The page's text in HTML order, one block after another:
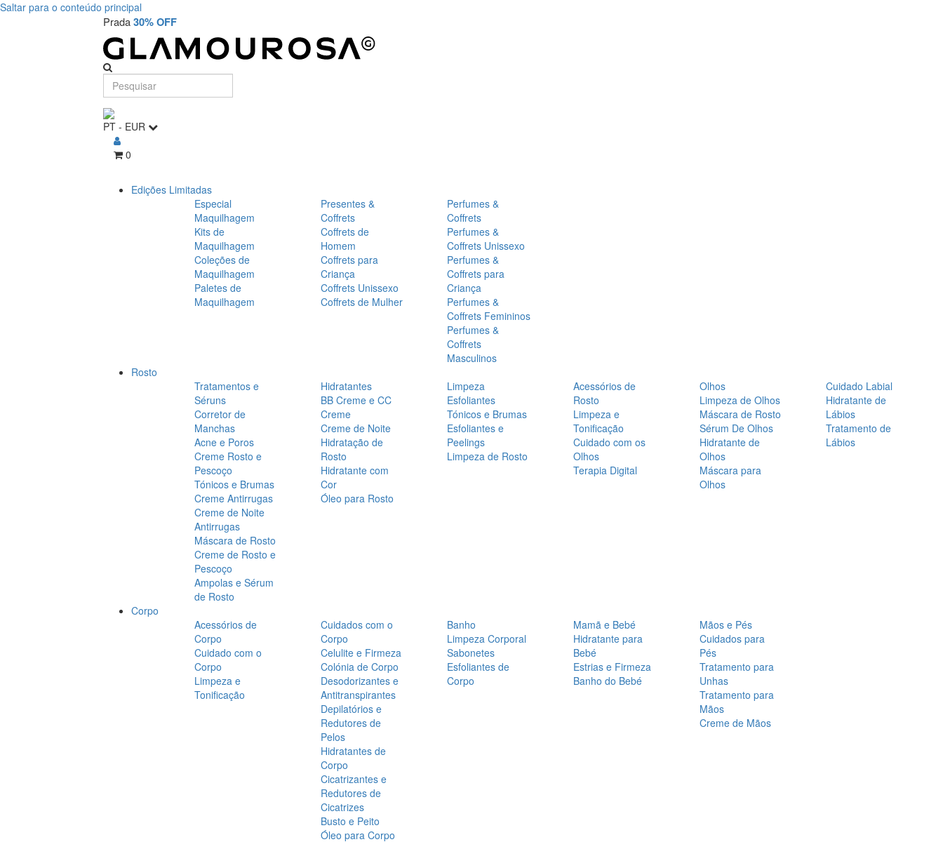
Saltar para o conteúdo principal
Prada30% OFF
PT - EUR
0
Edições Limitadas
Especial
Maquilhagem
Kits de
Maquilhagem
Coleções de
Maquilhagem
Paletes de
Maquilhagem
Presentes &
Coffrets
Coffrets de
Homem
Coffrets para
Criança
Coffrets Unissexo
Coffrets de Mulher
Perfumes &
Coffrets
Perfumes &
Coffrets Unissexo
Perfumes &
Coffrets para
Criança
Perfumes &
Coffrets Femininos
Perfumes &
Coffrets
Masculinos
Rosto
Tratamentos e
Séruns
Corretor de
Manchas
Acne e Poros
Creme Rosto e
Pescoço
Tónicos e Brumas
Creme Antirrugas
Creme de Noite
Antirrugas
Máscara de Rosto
Creme de Rosto e
Pescoço
Ampolas e Sérum
de Rosto
Hidratantes
BB Creme e CC
Creme
Creme de Noite
Hidratação de
Rosto
Hidratante com
Cor
Óleo para Rosto
Limpeza
Esfoliantes
Tónicos e Brumas
Esfoliantes e
Peelings
Limpeza de Rosto
Acessórios de
Rosto
Limpeza e
Tonificação
Cuidado com os
Olhos
Terapia Digital
Olhos
Limpeza de Olhos
Máscara de Rosto
Sérum De Olhos
Hidratante de
Olhos
Máscara para
Olhos
Cuidado Labial
Hidratante de
Lábios
Tratamento de
Lábios
Corpo
Acessórios de
Corpo
Cuidado com o
Corpo
Limpeza e
Tonificação
Cuidados com o
Corpo
Celulite e Firmeza
Colónia de Corpo
Desodorizantes e
Antitranspirantes
Depilatórios e
Redutores de
Pelos
Hidratantes de
Corpo
Cicatrizantes e
Redutores de
Cicatrizes
Busto e Peito
Óleo para Corpo
Banho
Limpeza Corporal
Sabonetes
Esfoliantes de
Corpo
Mamã e Bebé
Hidratante para
Bebé
Estrias e Firmeza
Banho do Bebé
Mãos e Pés
Cuidados para
Pés
Tratamento para
Unhas
Tratamento para
Mãos
Creme de Mãos